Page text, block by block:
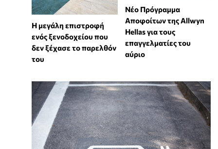
Η μεγάλη επιστροφή
ενός ξενοδοχείου που
δεν ξέχασε το παρελθόν
του
Νέο Πρόγραμμα
Αποφοίτων της Allwyn
Hellas για τους
επαγγελματίες του
αύριο